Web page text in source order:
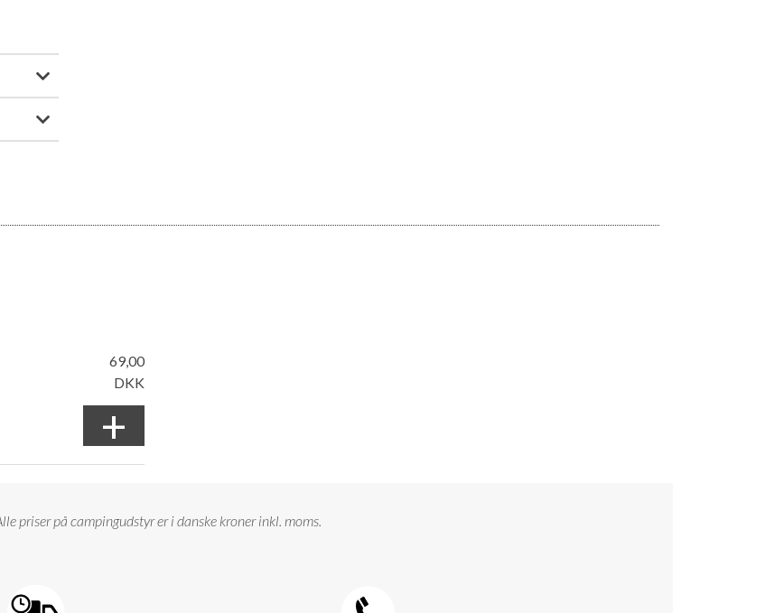
69,00
DKK
+
priser på campingudstyr er i danske kroner inkl. moms.